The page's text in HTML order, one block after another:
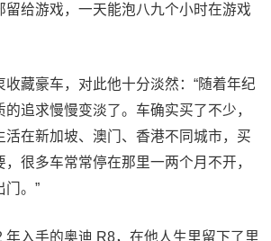
留给游戏，一天能泡八九个小时在游戏
藏豪车，对此他十分淡然：“随着年纪
追求慢慢变淡了。车确实买了不少，
活在新加坡、澳门、香港不同城市，买
很多车常常停在那里一两个月不开，
门。”
入手的奥迪 R8，在他人生里留下了里